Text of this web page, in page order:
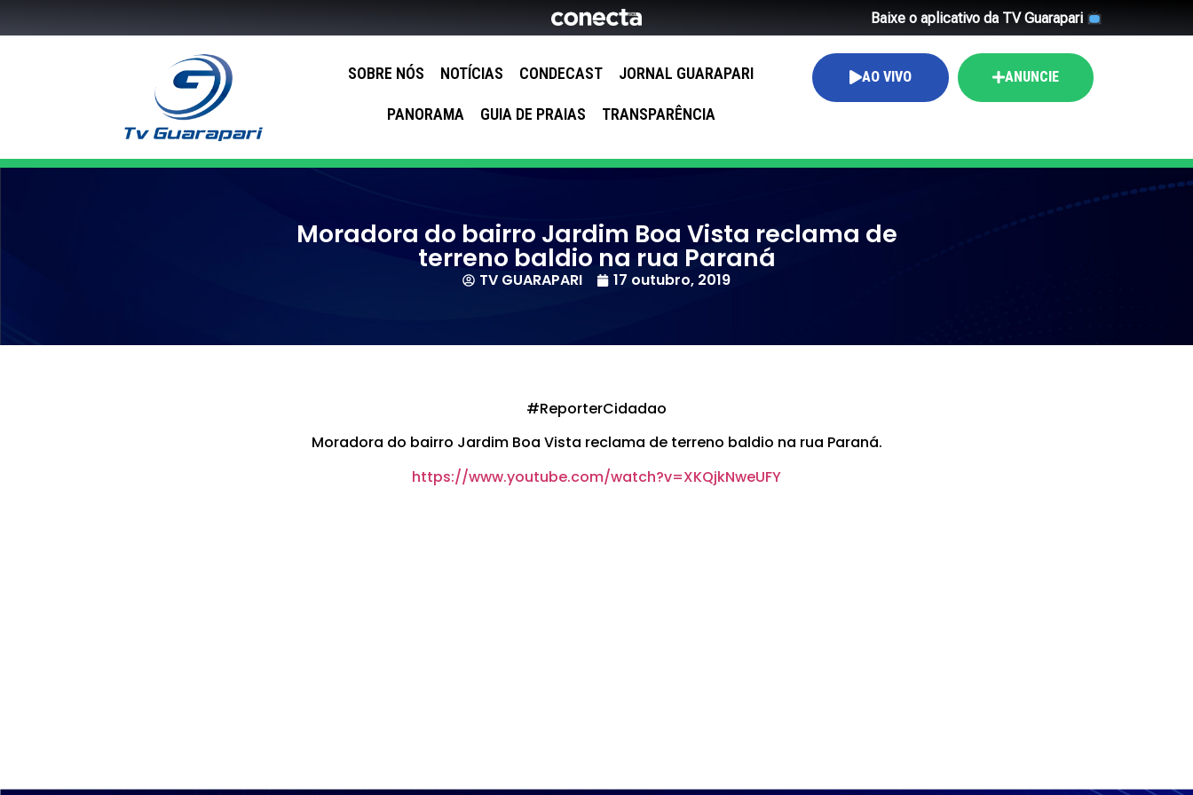
Baixe o aplicativo da TV Guarapari
SOBRE NÓS NOTÍCIAS CONDECAST JORNAL GUARAPARI
PANORAMA GUIA DE PRAIAS TRANSPARÊNCIA
AO VIVO ANUNCIE
Moradora do bairro Jardim Boa Vista reclama de
terreno baldio na rua Paraná
TV GUARAPARI 17 outubro, 2019
#ReporterCidadao
Moradora do bairro Jardim Boa Vista reclama de terreno baldio na rua Paraná.
https://www.youtube.com/watch?v=XKQjkNweUFY